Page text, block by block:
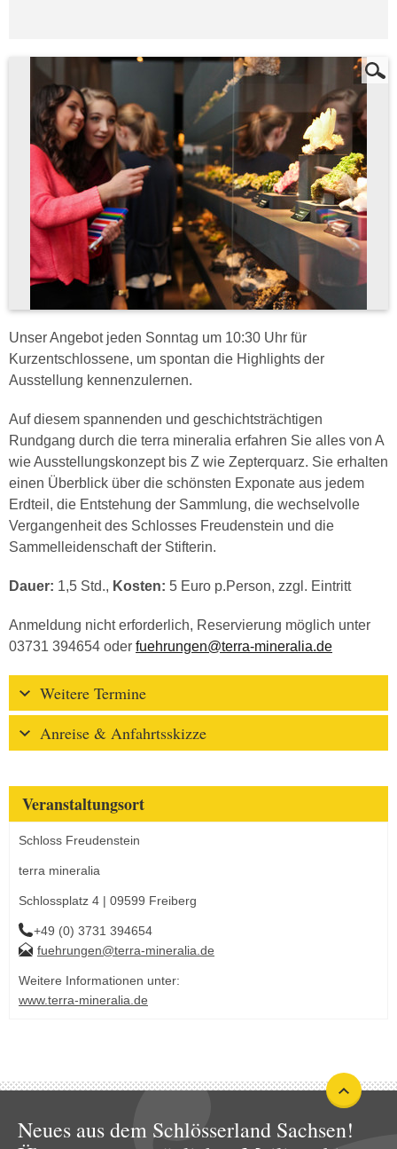
Unser Angebot jeden Sonntag um 10:30 Uhr für
Kurzentschlossene, um spontan die Highlights der
Ausstellung kennenzulernen.
Auf diesem spannenden und geschichtsträchtigen
Rundgang durch die terra mineralia erfahren Sie alles von A
wie Ausstellungskonzept bis Z wie Zepterquarz. Sie erhalten
einen Überblick über die schönsten Exponate aus jedem
Erdteil, die Entstehung der Sammlung, die wechselvolle
Vergangenheit des Schlosses Freudenstein und die
Sammelleidenschaft der Stifterin.
Dauer: 1,5 Std., Kosten: 5 Euro p.Person, zzgl. Eintritt
Anmeldung nicht erforderlich, Reservierung möglich unter
03731 394654 oder fuehrungen@terra-mineralia.de
Weitere Termine
Anreise & Anfahrtsskizze
Veranstaltungsort
Schloss Freudenstein
terra mineralia
Schlossplatz 4 | 09599 Freiberg
+49 (0) 3731 394654
fuehrungen@terra-mineralia.de
Weitere Informationen unter:
www.terra-mineralia.de
Neues aus dem Schlösserland Sachsen!